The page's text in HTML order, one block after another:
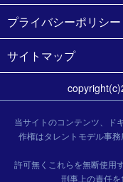
プライバシーポリシー
サイトマップ
当サイトのコンテンツ、ド
作権はタレントモデル事
許可無くこれらを無断使用
刑事上の責任を